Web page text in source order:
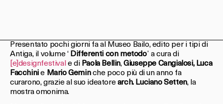
Presentato pochi giorni fa al Museo Bailo, edito per i tipi di
Antiga, il volume ‘ Differenti con metodo’ a cura di
[e]designfestival e di Paola Bellin,Giuseppe Cangialosi, Luca
Facchinie Mario Geminche poco più di un anno fa
curarono, grazie al suo ideatorearch. Luciano Setten, la
mostra omonima.